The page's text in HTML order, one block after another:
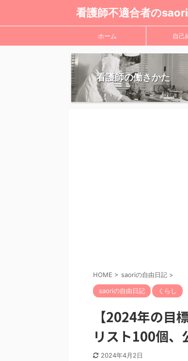
看護師不適合者のsaori
ホーム 自己
看護師の働きかた
HOME > saoriの自由日記 >
saoriの自由日記 くらし
【2024年の目
リスト100個、
2024年4月2日